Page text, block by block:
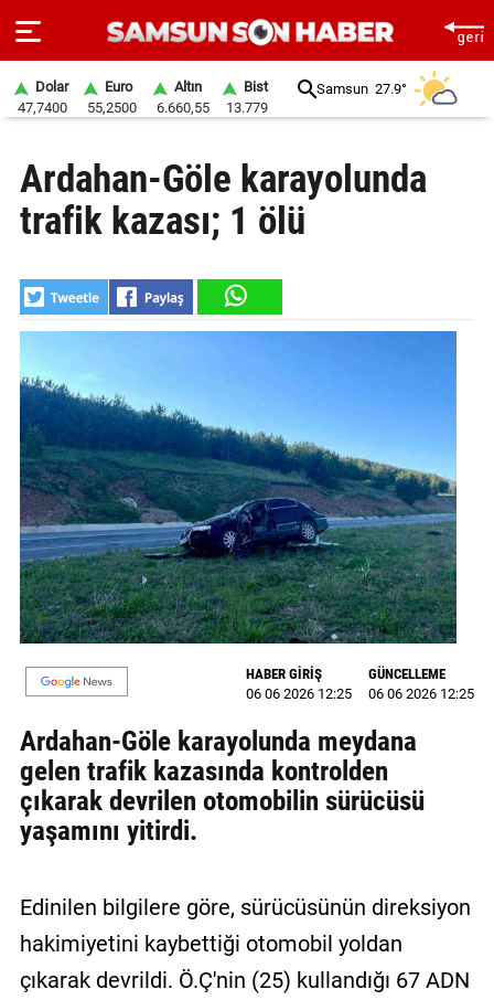
SAYFA
SAMSUN
SAMSUNSPOR
SİYASET
EKONOMİ
DÜNYA
MAGAZİN
GALERİ
VİDEO
YAZARLAR
ULAŞIN
Künye
İletişim
Politikası
Dolar
47,7400
Euro
55,2500
Altın
6.660,55
Bist
13.779
Samsun 27.9°
Ardahan-Göle karayolunda
trafik kazası; 1 ölü
HABER GİRİŞ
06 06 2026 12:25
GÜNCELLEME
06 06 2026 12:25
Ardahan-Göle karayolunda meydana
gelen trafik kazasında kontrolden
çıkarak devrilen otomobilin sürücüsü
yaşamını yitirdi.
Edinilen bilgilere göre, sürücüsünün direksiyon
hakimiyetini kaybettiği otomobil yoldan
çıkarak devrildi. Ö.Ç'nin (25) kullandığı 67 ADN